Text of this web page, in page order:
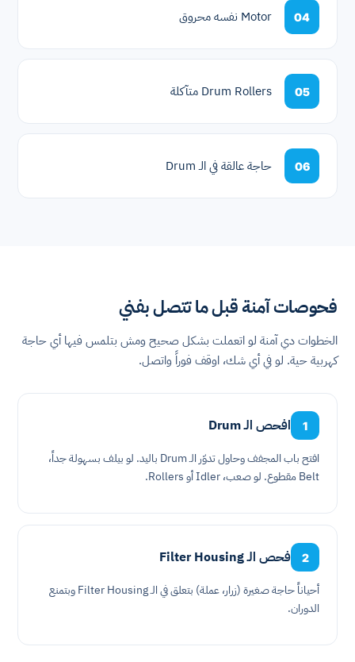
04 Motor نفسه محروق
05 Drum Rollers متآكلة
06 حاجة عالقة في الـ Drum
فحوصات آمنة قبل ما تتصل بفني
الخطوات دي آمنة لو اتعملت بشكل صحيح ومش بتلمس فيها أي حاجة
كهربية حية. لو في أي شك، اوقف فوراً واتصل.
1 افحص الـ Drum
افتح باب المجفف وحاول تدوّر الـ Drum باليد. لو بيلف بسهولة جداً،
Belt مقطوع. لو صعب، Idler أو Rollers.
2 فحص الـ Filter Housing
أحياناً حاجة صغيرة (زرار، عملة) بتعلق في الـ Filter Housing وبتمنع
الدوران.